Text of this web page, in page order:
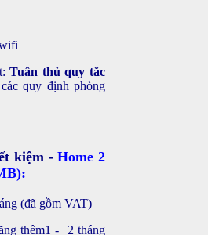
Tuân thủ quy tắc
quy định phòng
kiệm -Home 2
(đã gồm VAT)
thêm1 -
2 tháng